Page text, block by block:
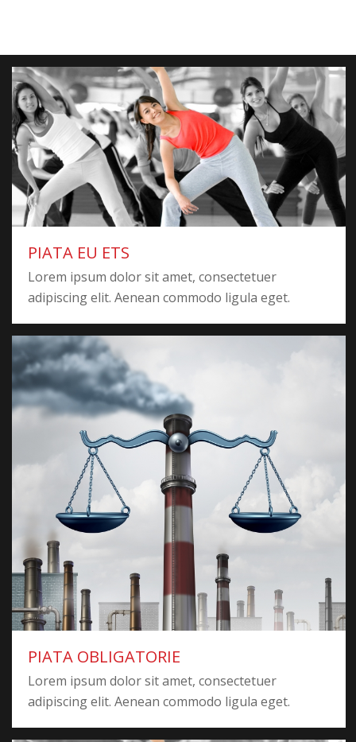
PIATA EU ETS
Lorem ipsum dolor sit amet, consectetuer
adipiscing elit. Aenean commodo ligula eget.
PIATA OBLIGATORIE
Lorem ipsum dolor sit amet, consectetuer
adipiscing elit. Aenean commodo ligula eget.